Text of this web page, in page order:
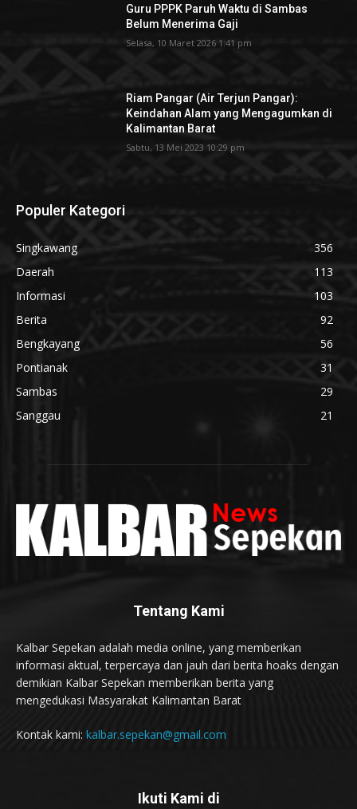
Guru PPPK Paruh Waktu di Sambas
Belum Menerima Gaji
Selasa, 10 Maret 2026 1:41 pm
Riam Pangar (Air Terjun Pangar):
Keindahan Alam yang Mengagumkan di
Kalimantan Barat
Sabtu, 13 Mei 2023 10:29 pm
Populer Kategori
Singkawang
356
Daerah
113
Informasi
103
Berita
92
Bengkayang
56
Pontianak
31
Sambas
29
Sanggau
21
Tentang Kami
Kalbar Sepekan adalah media online, yang memberikan
informasi aktual, terpercaya dan jauh dari berita hoaks dengan
demikian Kalbar Sepekan memberikan berita yang
mengedukasi Masyarakat Kalimantan Barat
Kontak kami: kalbar.sepekan@gmail.com
Ikuti Kami di